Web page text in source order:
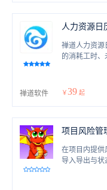
禅道软件
人力资源日
禅道人力资源
的消耗工时、
度。1.4版本
￥39 起
项目风险管
在项目内提供
导入导出与状